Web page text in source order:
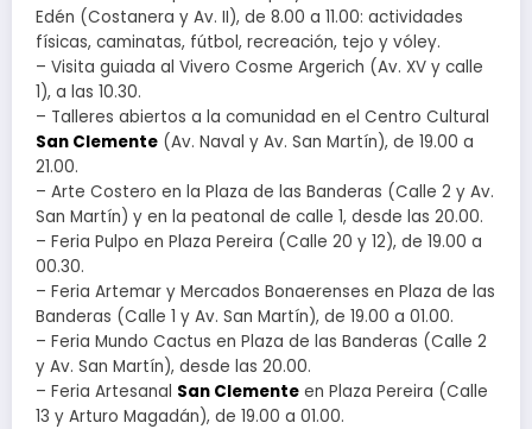
Edén (Costanera y Av. II), de 8.00 a 11.00: actividades
físicas, caminatas, fútbol, recreación, tejo y vóley.
– Visita guiada al Vivero Cosme Argerich (Av. XV y calle
1), a las 10.30.
– Talleres abiertos a la comunidad en el Centro Cultural
San Clemente (Av. Naval y Av. San Martín), de 19.00 a
21.00.
– Arte Costero en la Plaza de las Banderas (Calle 2 y Av.
San Martín) y en la peatonal de calle 1, desde las 20.00.
– Feria Pulpo en Plaza Pereira (Calle 20 y 12), de 19.00 a
00.30.
– Feria Artemar y Mercados Bonaerenses en Plaza de las
Banderas (Calle 1 y Av. San Martín), de 19.00 a 01.00.
– Feria Mundo Cactus en Plaza de las Banderas (Calle 2
y Av. San Martín), desde las 20.00.
– Feria Artesanal San Clemente en Plaza Pereira (Calle
13 y Arturo Magadán), de 19.00 a 01.00.